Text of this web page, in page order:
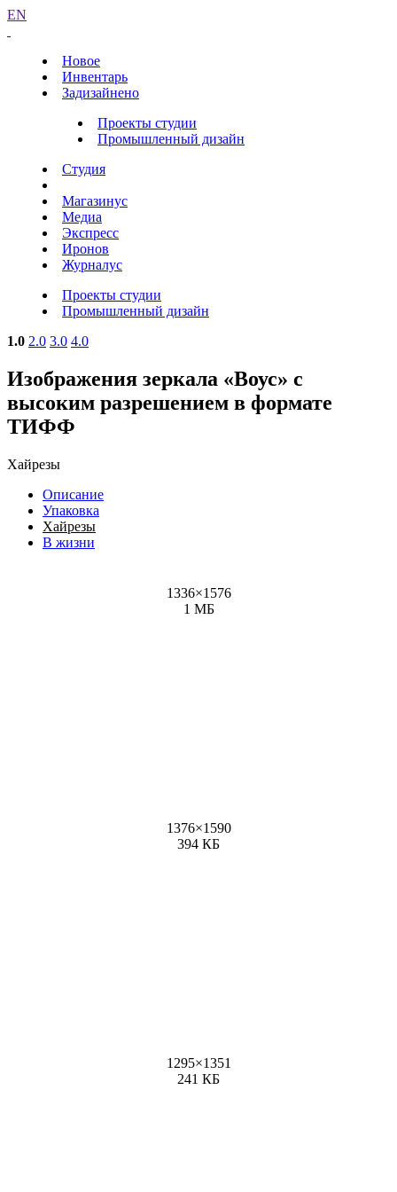
EN
Новое
Инвентарь
Задизайнено
Проекты студии
Промышленный дизайн
Студия
Магазинус
Медиа
Экспресс
Иронов
Журналус
Проекты студии
Промышленный дизайн
1.0 2.0 3.0 4.0
Изображения зеркала «Воус» с
высоким разрешением в формате
ТИФФ
Хайрезы
Описание
Упаковка
Хайрезы
В жизни
1336×1576
1 МБ
1376×1590
394 КБ
1295×1351
241 КБ